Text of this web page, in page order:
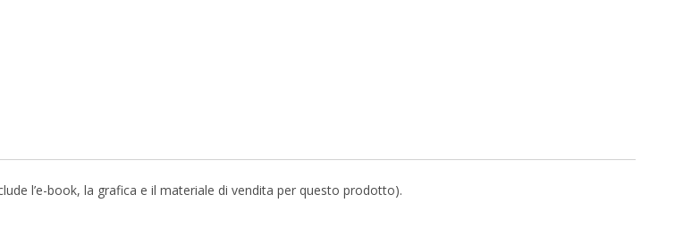
l’e-book, la grafica e il materiale di vendita per questo prodotto).